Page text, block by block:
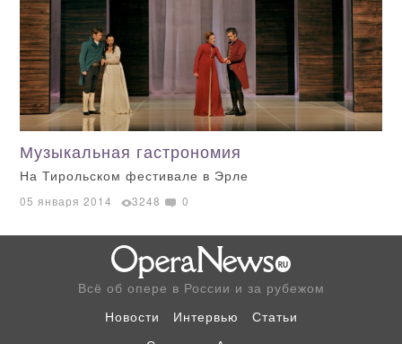
Музыкальная гастрономия
На Тирольском фестивале в Эрле
05 января 2014 3248 0
Всё об опере в России и за рубежом
Новости
Интервью
Статьи